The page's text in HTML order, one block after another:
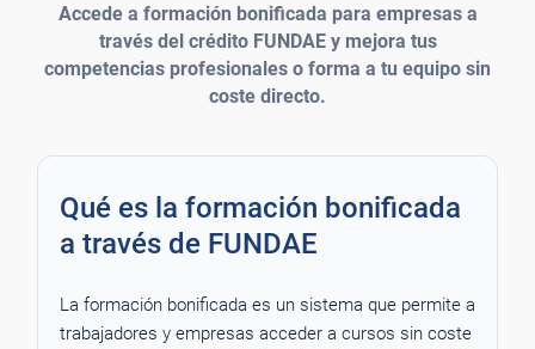
Accede a formación bonificada para empresas a
través del crédito FUNDAE y mejora tus
competencias profesionales o forma a tu equipo sin
coste directo.
Qué es la formación bonificada
a través de FUNDAE
La formación bonificada es un sistema que permite a
trabajadores y empresas acceder a cursos sin coste